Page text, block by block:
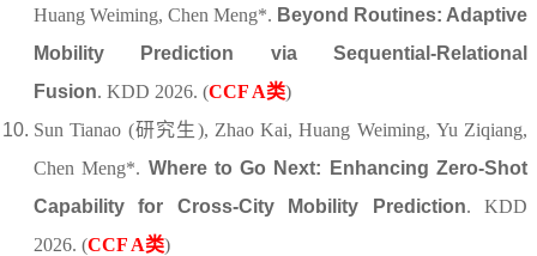
Huang Weiming, Chen Meng*. Beyond Routines: Adaptive
Mobility Prediction via Sequential-Relational
Fusion. KDD 2026. (CCF A类)
SunTianao (研究生), Zhao Kai,Huang Weiming, Yu Ziqiang,
ChenMeng*. Where to Go Next: Enhancing Zero-Shot
Capability for Cross-City Mobility Prediction.KDD
2026. (CCF A类)